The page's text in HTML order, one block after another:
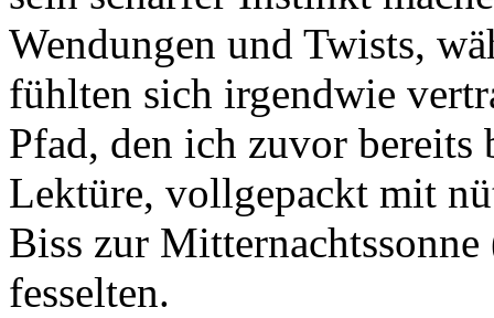
Wendungen und Twists,
fühlten sich irgendwie
Pfad, den ich zuvor bereits
Lektüre, vollgepackt mit
Biss zur
fesselten.